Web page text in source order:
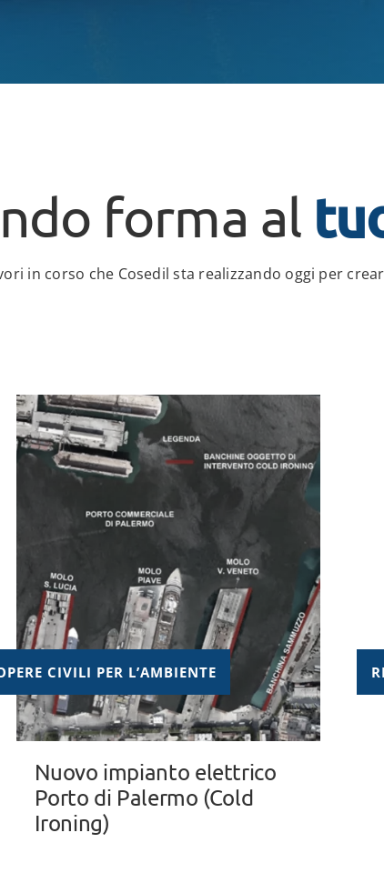
forma al
in corso che Cosedil sta realizzando oggi per
CIVILI PER L’AMBIENTE
Nuovo impianto elettrico
Porto di Palermo (Cold
Ironing)